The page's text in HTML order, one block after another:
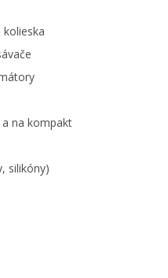
na kompakt
silikóny)